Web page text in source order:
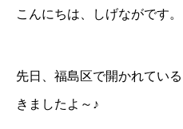
こんにちは、しげながです。
先日、福島区で開かれている
きましたよ～♪